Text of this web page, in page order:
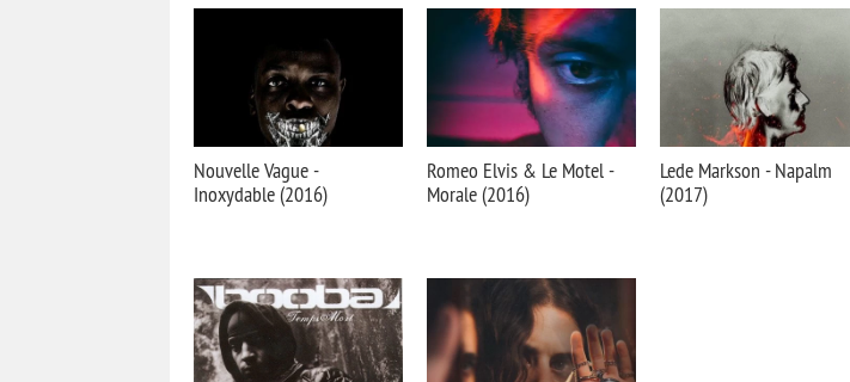
Nouvelle Vague -
Inoxydable (2016)
Romеo Elvis & Le Motel -
Morale (2016)
Lede Markson - Napalm
(2017)